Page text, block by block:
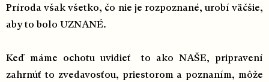
Príroda však všetko, čo nie je rozpoznané, urobí väčšie,
aby to bolo UZNANÉ.
Keď máme ochotu uvidieť to ako NAŠE, pripravení
zahrnúť to zvedavosťou, priestorom a poznaním, môže